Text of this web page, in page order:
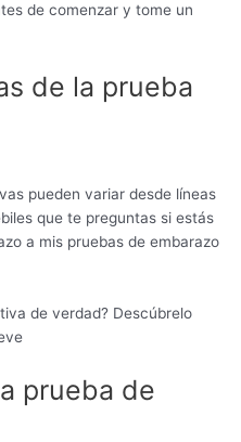
de comenzar y tome un
de la prueba
pueden variar desde líneas
que te preguntas si estás
a mis pruebas de embarazo
de verdad? Descúbrelo
prueba de